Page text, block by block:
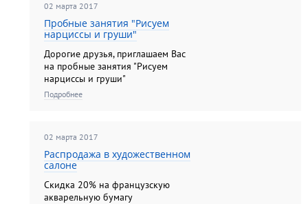
02 марта 2017
Пробные занятия "Рисуем
нарциссы и груши"
Дорогие друзья, приглашаем Вас
на пробные занятия "Рисуем
нарциссы и груши"
Подробнее
02 марта 2017
Распродажа в художественном
салоне
Скидка 20% на французскую
акварельную бумагу